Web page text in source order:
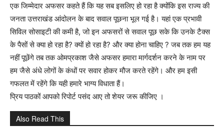
एक जिम्मेदार अफसर कहते हैं कि यह सब इसलिए हो रहा है क्योंकि इस राज्य की
जनता उत्तराखंड आंदोलन के बाद सवाल पूछना भूल गई है। यहां एक प्रभावी
सिविल सोसाइटी की कमी है, जो इन अफसरों से सवाल पूछ सके कि उनके टैक्स
के पैसों से क्या हो रहा है? क्यों हो रहा है? और क्या होना चाहिए ? जब तक हम यह
नहीं पूछेंगे तब तक ओमप्रकाश जैसे अफसर हमारा मार्गदर्शन करने के नाम पर
हम जैसे अंधे लोगों के कंधों पर सवार होकर मौज करते रहेंगे। और हम इसी
गफलत में रहेंगे कि यही हमारे भाग्य विधाता हैं।
प्रिय पाठकों आपको रिपोर्ट पसंद आए तो शेयर जरू कीजिए ।
Also Read This